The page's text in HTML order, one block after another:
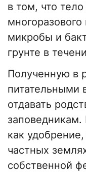
в том, что
микробы и
грунте в
Полученную в
питательными
отдавать
как
частных
собственной